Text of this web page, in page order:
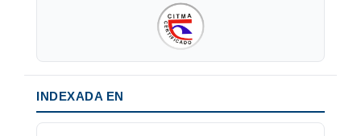
INDEXADA EN